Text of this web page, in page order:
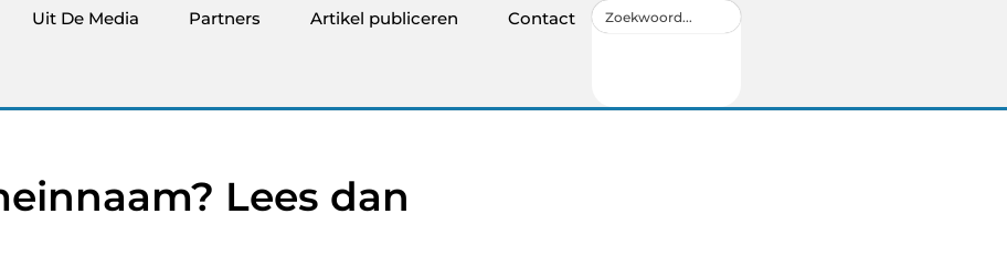
Uit De Media Partners Artikel publiceren Contact
Lees dan